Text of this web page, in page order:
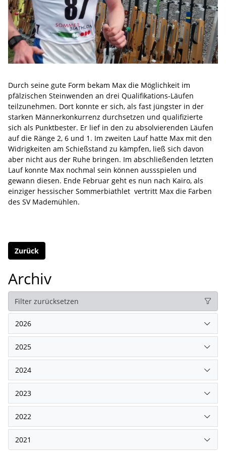
Durch seine gute Form bekam Max die Möglichkeit im
pfälzischen Steinwenden an drei Qualifikations-Läufen
teilzunehmen. Dort konnte er sich, als fast jüngster in der
starken Männerkonkurrenz durchsetzen und qualifizierte
sich als Punktbester. Er lief in den zu absolvierenden Läufen
auf die Ränge 2, 6 und 1. Im zweiten Lauf hatte Max mit den
Widrigkeiten am Schießstand zu kämpfen, ließ sich davon
aber nicht aus der Ruhe bringen. Im abschließenden letzten
Lauf konnte Max nochmal sein können aussspielen und
gewann diesen. Ende Februar geht es nun nach Kairo, als
einziger hessischer Sommerbiathlet vertritt Max die Farben
des SV Mademühlen.
Zurück
Archiv
Filter zurücksetzen
2026
2025
2024
2023
2022
2021